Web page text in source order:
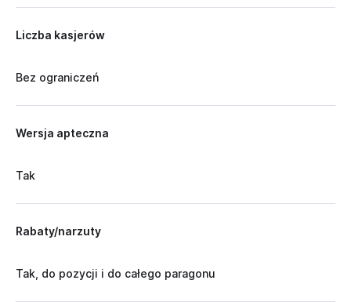
Liczba kasjerów
Bez ograniczeń
Wersja apteczna
Tak
Rabaty/narzuty
Tak, do pozycji i do całego paragonu